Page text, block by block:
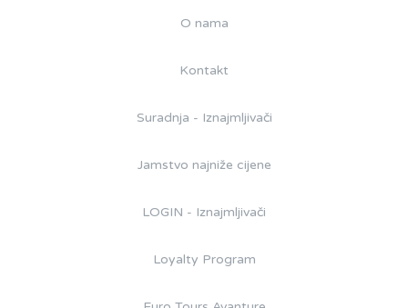
O nama
Kontakt
Suradnja - Iznajmljivači
Jamstvo najniže cijene
LOGIN - Iznajmljivači
Loyalty Program